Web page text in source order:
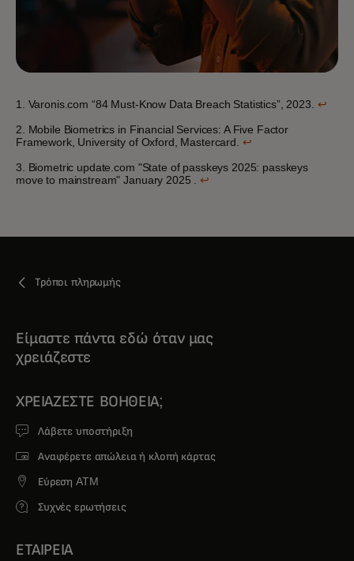
1. Varonis.com “84 Must-Know Data Breach Statistics”, 2023. ↩
2. Mobile Biometrics in Financial Services: A Five Factor
Framework, University of Oxford, Mastercard. ↩
3. Biometric update.com "State of passkeys 2025: passkeys
move to mainstream" January 2025 .↩
Τρόποι πληρωμής
Είμαστε πάντα εδώ όταν μας
χρειάζεστε
ΧΡΕΙΆΖΕΣΤΕ ΒΟΉΘΕΙΑ;
Λάβετε υποστήριξη
Αναφέρετε απώλεια ή κλοπή κάρτας
Εύρεση ATM
Συχνές ερωτήσεις
ΕΤΑΙΡΕΙΑ